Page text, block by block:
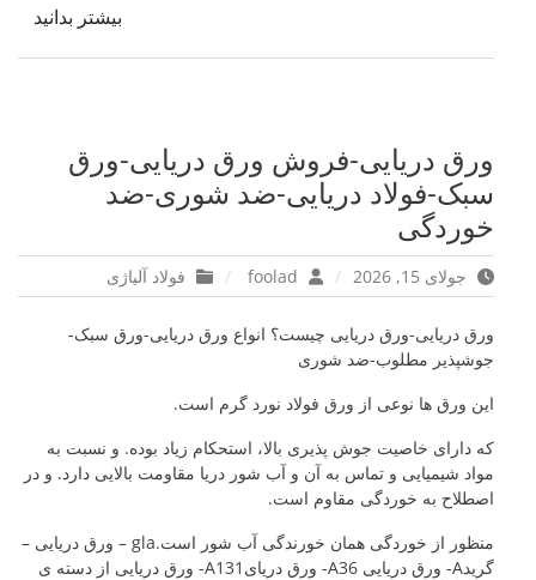
بیشتر بدانید
ورق دریایی-فروش ورق دریایی-ورق
سبک-فولاد دریایی-ضد شوری-ضد
خوردگی
جولای 15, 2026 فولاد آلیاژی
ورق دریایی-ورق دریایی چیست؟ انواع ورق دریایی-ورق سبک-
جوشپذیر مطلوب-ضد شوری
این ورق ها نوعی از ورق فولاد نورد گرم است.
که دارای خاصیت جوش پذیری بالا، استحکام زیاد بوده. و نسبت به
مواد شیمیایی و تماس به آن و آب شور دریا مقاومت بالایی دارد. و در
اصطلاح به خوردگی مقاوم است.
منظور از خوردگی همان خورندگی آب شور است.gla – ورق دریایی –
گریدA- ورق دریایی A36- ورق دریایA131- ورق دریایی از دسته ی